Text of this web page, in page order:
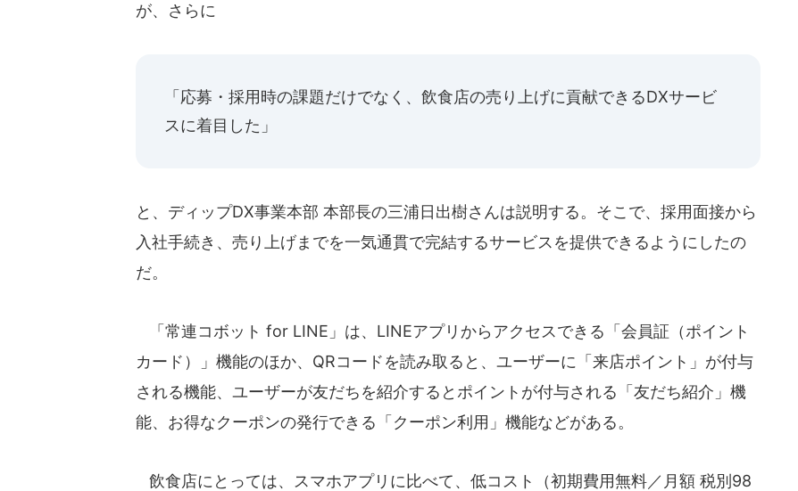
が、さらに
「応募・採用時の課題だけでなく、飲食店の売り上げに貢献できるDXサービ
スに着目した」
と、ディップDX事業本部 本部長の三浦日出樹さんは説明する。そこで、採用面接から
入社手続き、売り上げまでを一気通貫で完結するサービスを提供できるようにしたの
だ。
「常連コボット for LINE」は、LINEアプリからアクセスできる「会員証（ポイント
カード）」機能のほか、QRコードを読み取ると、ユーザーに「来店ポイント」が付与
される機能、ユーザーが友だちを紹介するとポイントが付与される「友だち紹介」機
能、お得なクーポンの発行できる「クーポン利用」機能などがある。
飲食店にとっては、スマホアプリに比べて、低コスト（初期費用無料／月額 税別98